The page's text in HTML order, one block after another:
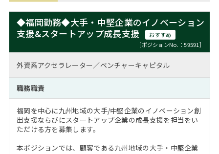
MBAの転職事例
MBA留学生数の推移
インターン受入企業一覧
MBAを生かす求人特集
よくある面接Q&A集
転職成功への4つの鍵
注目企業インタビュー
キャリアフォーラム
Career Talk Live
MBA NETWORKING
採用情報
ニュースリリース
◆福岡勤務◆大手・中堅企業のイノベーション
支援&スタートアップ成長支援
おすすめ
［ポジションNo.：59591］
外資系アクセラレーター／ベンチャーキャピタル
職務職責
福岡を中心に九州地域の大手/中堅企業のイノベーション創
出支援ならびにスタートアップ企業の成長支援を担当をい
ただける方を募集します。
本ポジションでは、顧客である九州地域の大手・中堅企業